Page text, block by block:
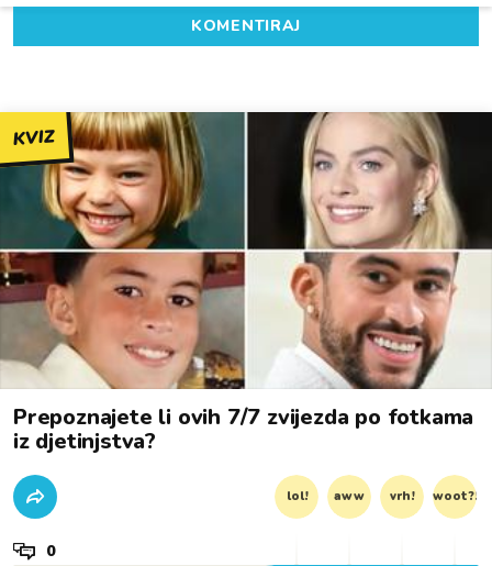
KOMENTIRAJ
KVIZ
Prepoznajete li ovih 7/7 zvijezda po fotkama
iz djetinjstva?
lol! aww vrh! woot?!
0